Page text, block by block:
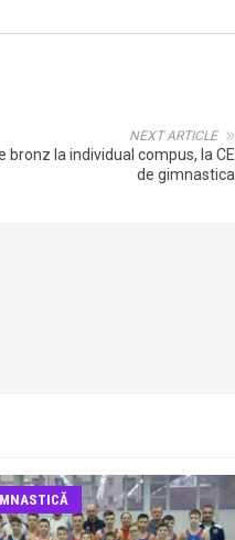
NEXT ARTICLE
bronz la individual compus, la CE
de gimnastica